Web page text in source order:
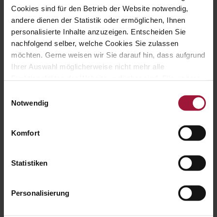
Cookies sind für den Betrieb der Website notwendig,
andere dienen der Statistik oder ermöglichen, Ihnen
personalisierte Inhalte anzuzeigen. Entscheiden Sie
nachfolgend selber, welche Cookies Sie zulassen
möchten. Gerne weisen wir Sie darauf hin, dass aufgrund
Ihrer Auswahl möglicherweise nicht mehr alle
Datenschutzerklärung und Cookie Policy.
Notwendig
Komfort
Statistiken
Personalisierung
kameraden!